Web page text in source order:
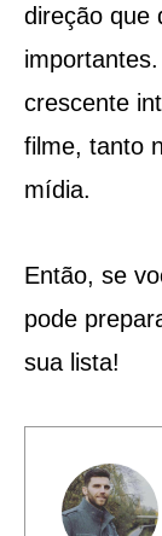
direção que
crescente
filme, tanto
mídia.
Então, se
pode
sua lista!